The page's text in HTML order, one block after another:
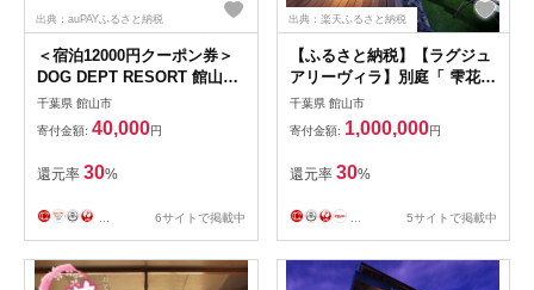
出典：auPAYふるさと納税
＜宿泊12000円クーポン券＞
DOG DEPT RESORT 館山犬
石/安房白浜 共通チケット
【1645912】
千葉県 館山市
寄付金額: 40,000円
還元率 30%
6サイトで掲載中
出典：楽天ふるさと納税
【ふるさと納税】【ラグジュ
アリーヴィラ】別庭「 雫花
」に泊まれる ふるさと納税共
通ギフト券 300,000円分
【1734144】
千葉県 館山市
寄付金額: 1,000,000円
還元率 30%
5サイトで掲載中